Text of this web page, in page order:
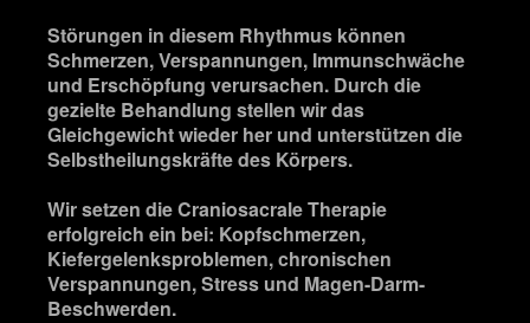
Störungen in diesem Rhythmus können
Schmerzen, Verspannungen, Immunschwäche
und Erschöpfung verursachen. Durch die
gezielte Behandlung stellen wir das
Gleichgewicht wieder her und unterstützen die
Selbstheilungskräfte des Körpers.
Wir setzen die Craniosacrale Therapie
erfolgreich ein bei: Kopfschmerzen,
Kiefergelenksproblemen, chronischen
Verspannungen, Stress und Magen-Darm-
Beschwerden.